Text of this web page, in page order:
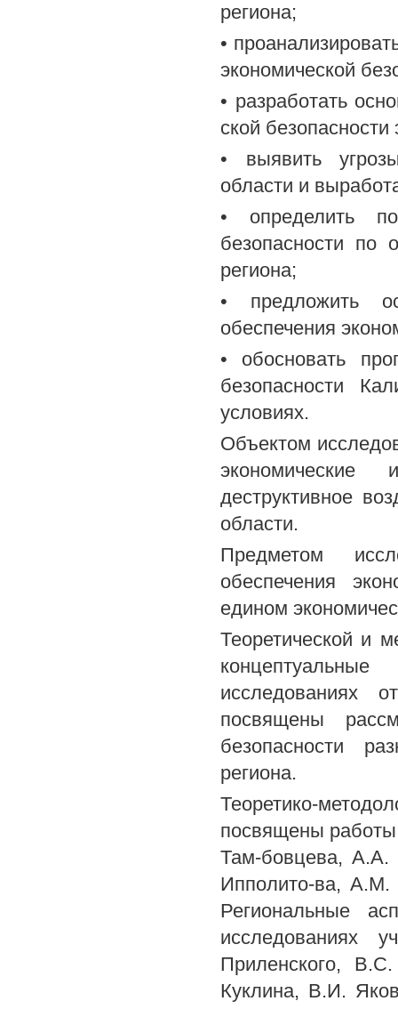
региона;
•
экономической
• разработать
ской безопасности
• выявить
области и
• определить
безопасности по
региона;
• предложить
обеспечения
• обосновать
безопасности
условиях.
Объектом
экономические
деструктивное
области.
Предметом
обеспечения
едином
Теоретической и
исследованиях
посвящены
безопасности
региона.
Теоретико-
посвящены
Там-бовцева, А.А.
Ипполито-ва,
Региональные
Приленского,
Куклина, В.И.